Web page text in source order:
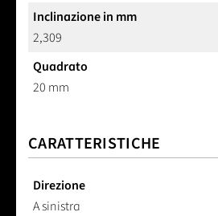
Inclinazione in mm
2,309
Quadrato
20 mm
CARATTERISTICHE
Direzione
A sinistra